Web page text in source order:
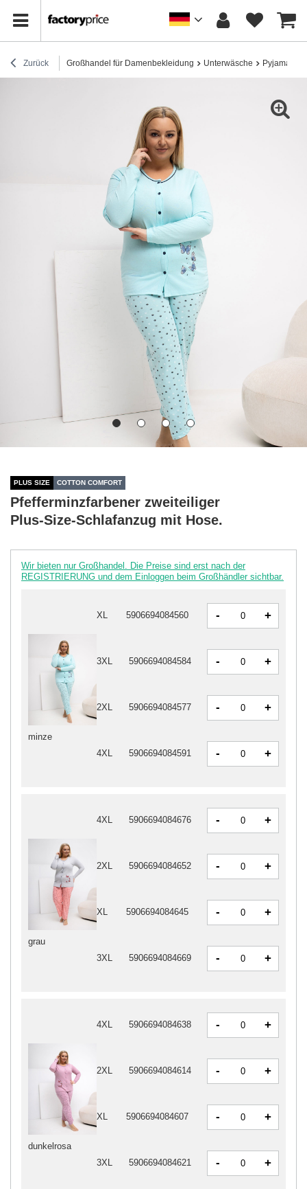
Zurück Großhandel für Damenbekleidung Unterwäsche Pyjamas
PLUS SIZE COTTON COMFORT
Pfefferminzfarbener zweiteiliger
Plus-Size-Schlafanzug mit Hose.
Wir bieten nur Großhandel. Die Preise sind erst nach der
REGISTRIERUNG und dem Einloggen beim Großhändler sichtbar.
grau
4XL 5906694084676 - +
2XL 5906694084652 - +
XL 5906694084645 - +
3XL 5906694084669 - +
dunkelrosa
4XL 5906694084638 - +
2XL 5906694084614 - +
XL 5906694084607 - +
3XL 5906694084621 - +
minze
XL 5906694084560 - +
3XL 5906694084584 - +
2XL 5906694084577 - +
4XL 5906694084591 - +